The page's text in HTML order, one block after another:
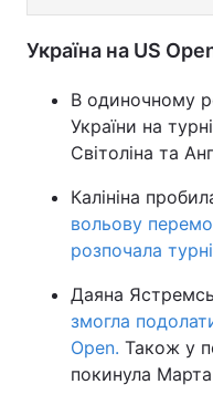
Україна на US
В одиночному
України на
Світоліна та
Калініна
вольову
розпочала
Даяна
змогла
Open. Також у
покинула